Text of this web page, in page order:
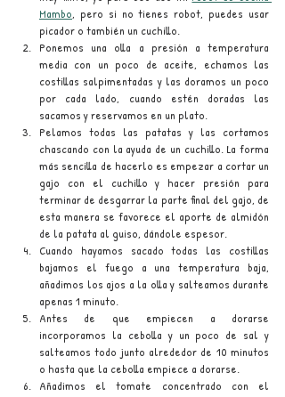
Mambo, pero si no tienes robot, puedes usar
picador o también un cuchillo.
Ponemos una olla a presión a temperatura
media con un poco de aceite, echamos las
costillas salpimentadas y las doramos un poco
por cada lado, cuando estén doradas las
sacamos y reservamos en un plato.
Pelamos todas las patatas y las cortamos
chascando con la ayuda de un cuchillo. La forma
más sencilla de hacerlo es empezar a cortar un
gajo con el cuchillo y hacer presión para
terminar de desgarrar la parte final del gajo, de
esta manera se favorece el aporte de almidón
de la patata al guiso, dándole espesor.
Cuando hayamos sacado todas las costillas
bajamos el fuego a una temperatura baja,
añadimos los ajos a la olla y salteamos durante
apenas 1 minuto.
Antes de que empiecen a dorarse
incorporamos la cebolla y un poco de sal y
salteamos todo junto alrededor de 10 minutos
o hasta que la cebolla empiece a dorarse.
Añadimos el tomate concentrado con el